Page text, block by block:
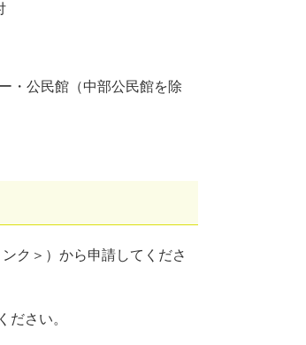
・公民館（中部公民館を除
ク＞ ）から申請してくださ
ださい。